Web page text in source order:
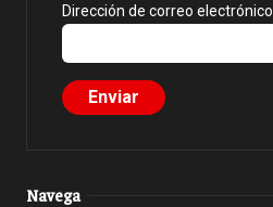
Dirección de correo electrónico
Navega